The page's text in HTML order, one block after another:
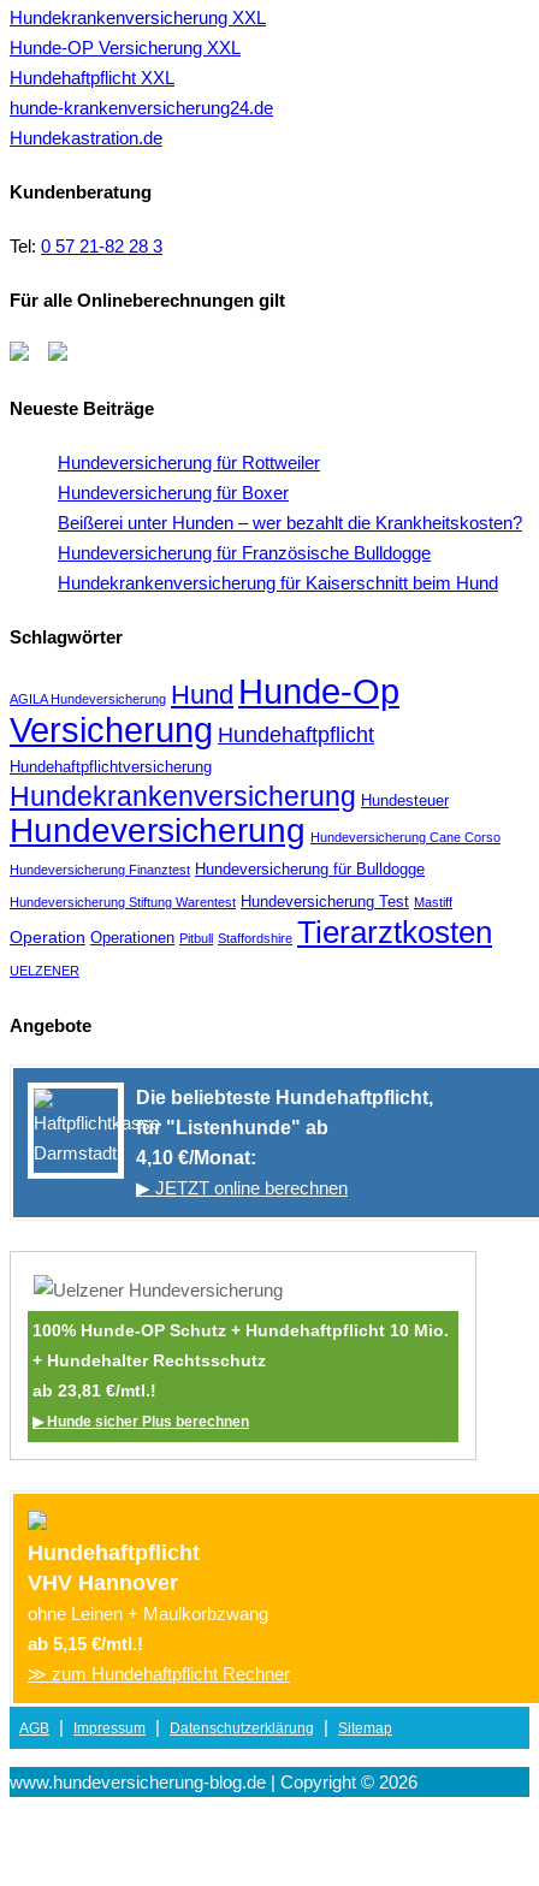
Hundekrankenversicherung XXL
Hunde-OP Versicherung XXL
Hundehaftpflicht XXL
hunde-krankenversicherung24.de
Hundekastration.de
Kundenberatung
Tel: 0 57 21-82 28 3
Für alle Onlineberechnungen gilt
Neueste Beiträge
Hundeversicherung für Rottweiler
Hundeversicherung für Boxer
Beißerei unter Hunden – wer bezahlt die Krankheitskosten?
Hundeversicherung für Französische Bulldogge
Hundekrankenversicherung für Kaiserschnitt beim Hund
Schlagwörter
AGILA Hundeversicherung Hund Hunde-Op
Versicherung Hundehaftpflicht
Hundehaftpflichtversicherung
Hundekrankenversicherung Hundesteuer
Hundeversicherung Hundeversicherung Cane Corso
Hundeversicherung Finanztest Hundeversicherung für Bulldogge
Hundeversicherung Stiftung Warentest Hundeversicherung Test Mastiff
Operation Operationen Pitbull Staffordshire Tierarztkosten
UELZENER
Angebote
Die beliebteste Hundehaftpflicht,
für "Listenhunde" ab
4,10 €/Monat:
▶ JETZT online berechnen
100% Hunde-OP Schutz + Hundehaftpflicht 10 Mio.
+ Hundehalter Rechtsschutz
ab 23,81 €/mtl.!
▶ Hunde sicher Plus berechnen
Hundehaftpflicht
VHV Hannover
ohne Leinen + Maulkorbzwang
ab 5,15 €/mtl.!
≫ zum Hundehaftpflicht Rechner
AGB | Impressum | Datenschutzerklärung | Sitemap
www.hundeversicherung-blog.de | Copyright © 2026